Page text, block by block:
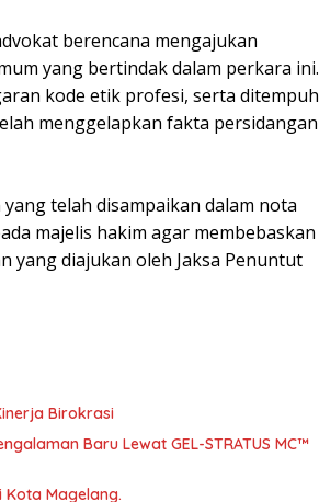
berencana mengajukan
yang bertindak dalam perkara ini.
kode etik profesi, serta ditempuh
menggelapkan fakta persidangan
telah disampaikan dalam nota
majelis hakim agar membebaskan
yang diajukan oleh Jaksa Penuntut
Kinerja Birokrasi
Baru Lewat GEL-STRATUS MC™
Kota Magelang.